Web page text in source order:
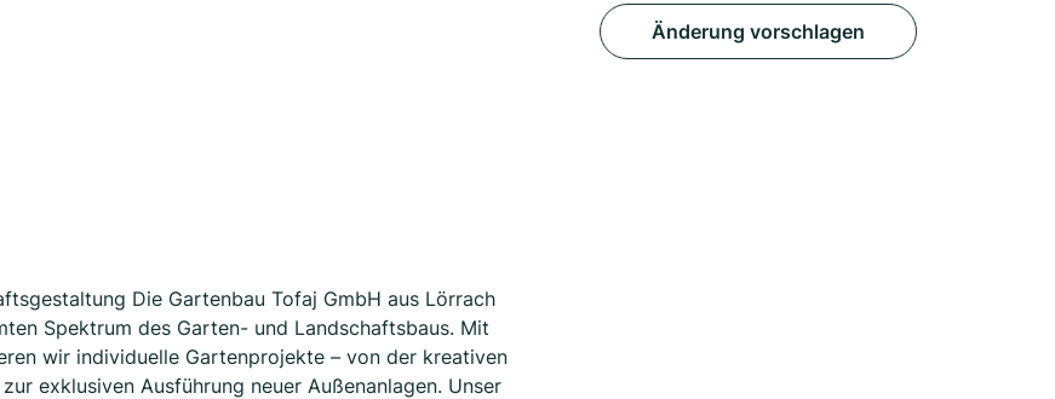
Die Gartenbau Tofaj GmbH aus Lörrach
Spektrum des Garten- und Landschaftsbaus. Mit
wir individuelle Gartenprojekte – von der kreativen
exklusiven Ausführung neuer Außenanlagen. Unser
Änderung vorschlagen